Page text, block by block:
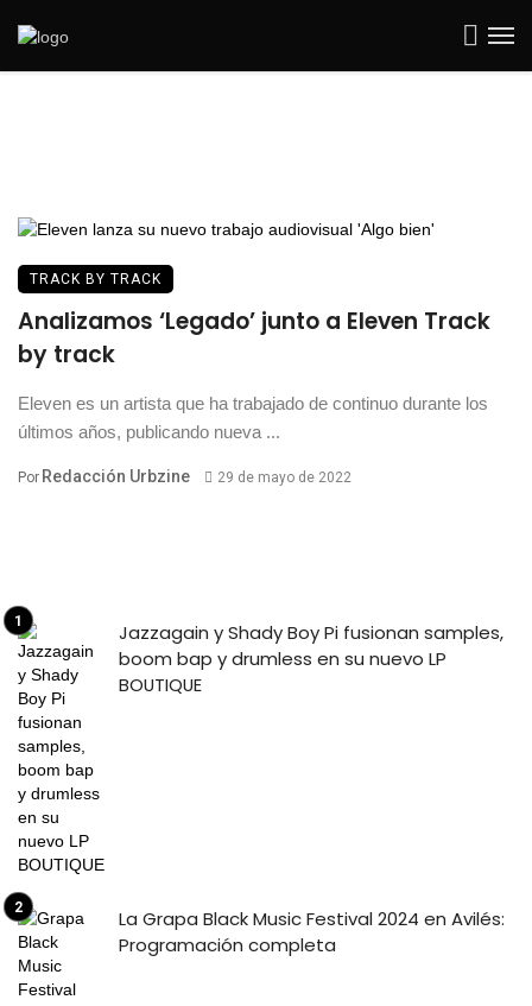
TRACK BY TRACK
Analizamos ‘Legado’ junto a Eleven Track
by track
Eleven es un artista que ha trabajado de continuo durante los
últimos años, publicando nueva ...
Por Redacción Urbzine 29 de mayo de 2022
Jazzagain y Shady Boy Pi fusionan samples,
boom bap y drumless en su nuevo LP
BOUTIQUE
La Grapa Black Music Festival 2024 en Avilés:
Programación completa